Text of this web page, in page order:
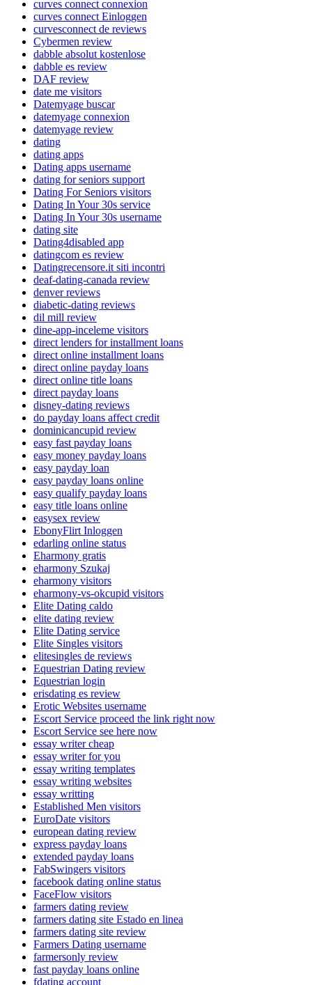
curves connect connexion
curves connect Einloggen
curvesconnect de reviews
Cybermen review
dabble absolut kostenlose
dabble es review
DAF review
date me visitors
Datemyage buscar
datemyage connexion
datemyage review
dating
dating apps
Dating apps username
dating for seniors support
Dating For Seniors visitors
Dating In Your 30s service
Dating In Your 30s username
dating site
Dating4disabled app
datingcom es review
Datingrecensore.it siti incontri
deaf-dating-canada review
denver reviews
diabetic-dating reviews
dil mill review
dine-app-inceleme visitors
direct lenders for installment loans
direct online installment loans
direct online payday loans
direct online title loans
direct payday loans
disney-dating reviews
do payday loans affect credit
dominicancupid review
easy fast payday loans
easy money payday loans
easy payday loan
easy payday loans online
easy qualify payday loans
easy title loans online
easysex review
EbonyFlirt Inloggen
edarling online status
Eharmony gratis
eharmony Szukaj
eharmony visitors
eharmony-vs-okcupid visitors
Elite Dating caldo
elite dating review
Elite Dating service
Elite Singles visitors
elitesingles de reviews
Equestrian Dating review
Equestrian login
erisdating es review
Erotic Websites username
Escort Service proceed the link right now
Escort Service see here now
essay writer cheap
essay writer for you
essay writing templates
essay writing websites
essay writting
Established Men visitors
EuroDate visitors
european dating review
express payday loans
extended payday loans
FabSwingers visitors
facebook dating online status
FaceFlow visitors
farmers dating review
farmers dating site Estado en linea
farmers dating site review
Farmers Dating username
farmersonly review
fast payday loans online
fdating account